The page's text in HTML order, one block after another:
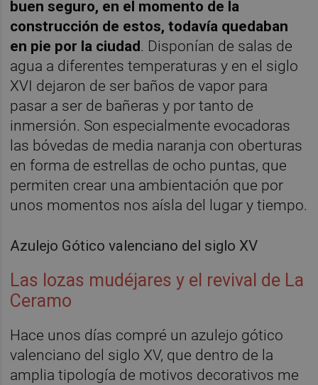
buen seguro, en el momento de la
construcción de estos, todavía quedaban
en pie por la ciudad. Disponían de salas de
agua a diferentes temperaturas y en el siglo
XVI dejaron de ser baños de vapor para
pasar a ser de bañeras y por tanto de
inmersión. Son especialmente evocadoras
las bóvedas de media naranja con oberturas
en forma de estrellas de ocho puntas, que
permiten crear una ambientación que por
unos momentos nos aísla del lugar y tiempo.
Azulejo Gótico valenciano del siglo XV
Las lozas mudéjares y el revival de La
Ceramo
Hace unos días compré un azulejo gótico
valenciano del siglo XV, que dentro de la
amplia tipología de motivos decorativos me